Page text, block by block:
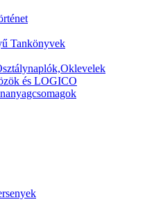
Tankönyvek
és LOGICO